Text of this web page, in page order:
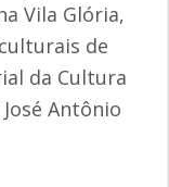
Vila Glória,
de
da Cultura
Antônio